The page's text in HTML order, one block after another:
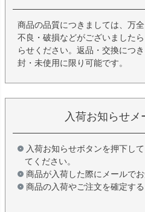
商品の品質につきましては、万
不良・破損などがございました
らせください。返品・交換につ
封・未使用に限り可能です。
入荷お知らせメ
入荷お知らせボタンを押下し
てください。
商品が入荷した際にメールでお
商品の入荷やご注文を確定する